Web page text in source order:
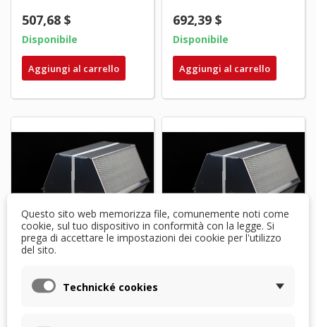
507,68 $
Disponibile
Aggiungi al carrello
692,39 $
Disponibile
Aggiungi al carrello
Vent-Axia Sentinel
Kinetic F -
Questo sito web memorizza file, comunemente noti come
cookie, sul tuo dispositivo in conformità con la legge. Si
prega di accettare le impostazioni dei cookie per l'utilizzo
del sito.
Technické cookies